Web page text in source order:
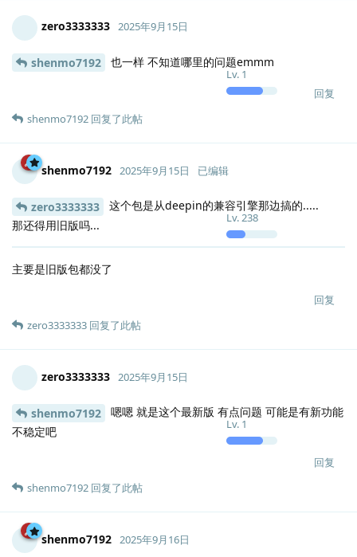
zero3333333
Lv. 1
2025年9月15日
shenmo7192 也一样 不知道哪里的问题emmm
回复
shenmo7192 回复了此帖
shenmo7192
Lv.238
2025年9月15日 已编辑
zero3333333
这个包是从deepin的兼容引擎那边搞的.....
那还得用旧版吗...
主要是旧版包都没了
回复
zero3333333 回复了此帖
zero3333333
Lv. 1
2025年9月15日
shenmo7192
嗯嗯 就是这个最新版 有点问题 可能是有新功能
不稳定吧
回复
shenmo7192 回复了此帖
shenmo7192 2025年9月16日